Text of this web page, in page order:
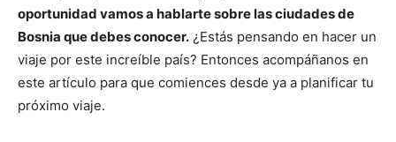
oportunidad vamos a hablarte sobre las ciudades de
Bosnia que debes conocer. ¿Estás pensando en hacer un
viaje por este increíble país? Entonces acompáñanos en
este artículo para que comiences desde ya a planificar tu
próximo viaje.